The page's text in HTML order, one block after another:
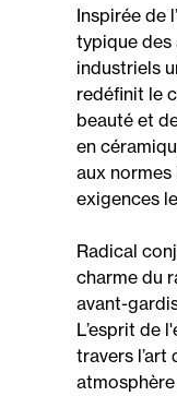
Inspirée de
typique des
industriels
redéfinit le
beauté et
en
aux normes
exigences
Radical
charme du
avant-
L’esprit de
travers l’art